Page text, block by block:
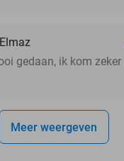
gedaan, ik kom zeker
Meer weergeven